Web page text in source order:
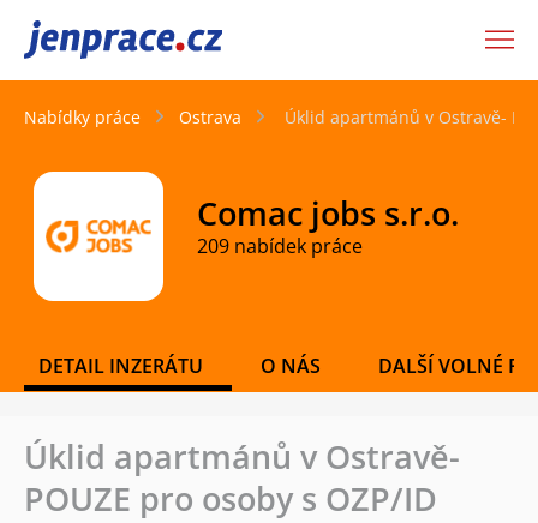
JenPráce.cz
Nabídky práce Ostrava Úklid apartmánů v Ostravě-
Comac jobs s.r.o.
209 nabídek práce
DETAIL INZERÁTU O NÁS DALŠÍ VOLNÉ
Úklid apartmánů v Ostravě-
POUZE pro osoby s OZP/ID